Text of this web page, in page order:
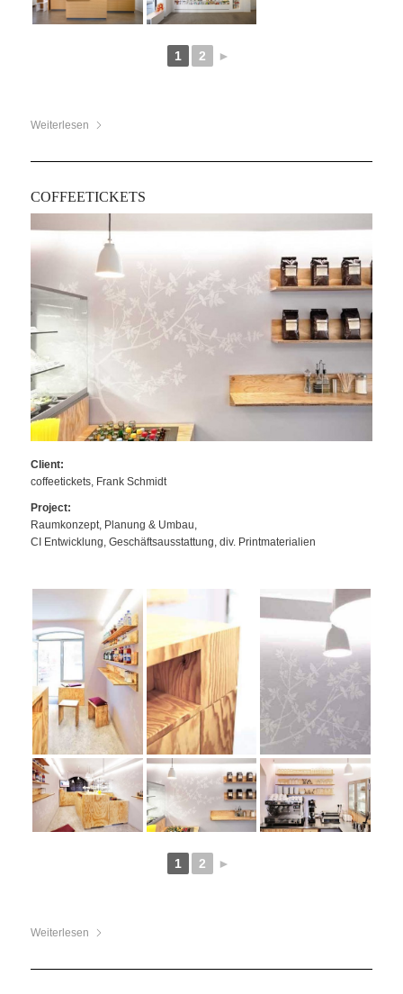
1 2 ►
Weiterlesen
COFFEETICKETS
Client:
coffeetickets, Frank Schmidt
Project:
Raumkonzept, Planung & Umbau,
CI Entwicklung, Geschäftsausstattung, div. Printmaterialien
1 2 ►
Weiterlesen